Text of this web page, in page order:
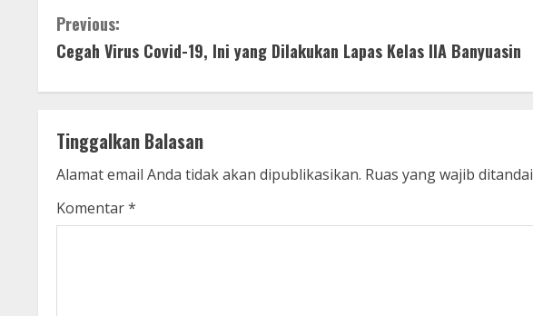
C
o
n
t
i
n
Previous:
Cegah Virus Covid-19, Ini yang Dilakukan Lapas Kelas IIA Banyuasin
Tinggalkan Balasan
Alamat email Anda tidak akan dipublikasikan. Ruas yang wajib ditandai
Komentar*